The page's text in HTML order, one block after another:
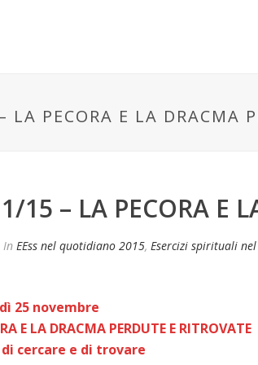
PECORA E LA DRACMA
15 – LA PECORA E
In EEss nel quotidiano 2015, Esercizi spirituali
25 novembre
E LA DRACMA PERDUTE E RITROVATE
cercare e di trovare